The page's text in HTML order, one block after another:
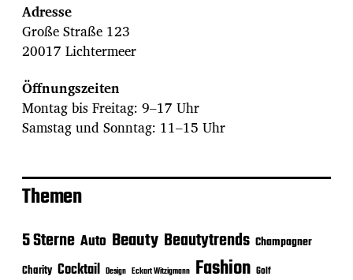
Adresse
Große Straße 123
20017 Lichtermeer
Öffnungszeiten
Montag bis Freitag: 9–17 Uhr
Samstag und Sonntag: 11–15 Uhr
Themen
5 Sterne Auto Beauty Beautytrends Champagner
Charity Cocktail Design Eckart Witzigmann Fashion Golf